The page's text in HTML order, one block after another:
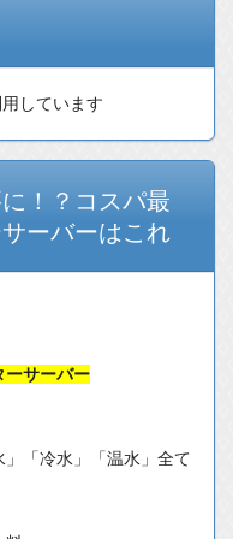
しています
！？コスパ最
ーバーはこれ
ーサーバー
「冷水」「温水」全て